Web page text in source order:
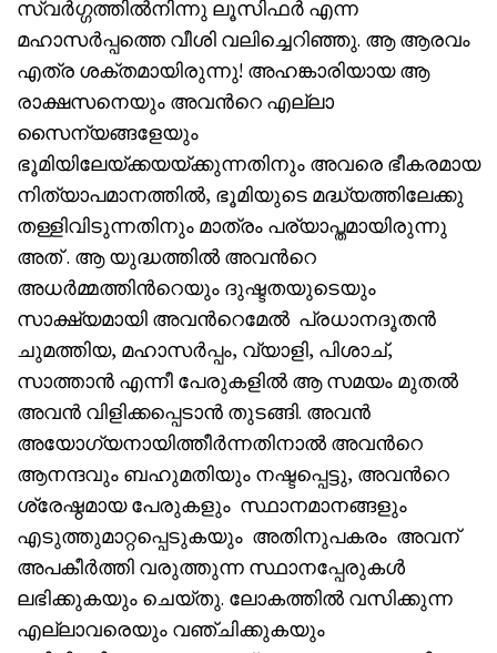
സ്വർഗ്ഗത്തിൽനിന്നു ലൂസിഫർ എന്ന
മഹാസർപ്പത്തെ വീശി വലിച്ചെറിഞ്ഞു. ആ ആരവം
എത്ര ശക്തമായിരുന്നു! അഹങ്കാരിയായ ആ
രാക്ഷസനെയും അവൻറെ എല്ലാ
സൈന്യങ്ങളേയും
ഭൂമിയിലേയ്ക്കയയ്ക്കുന്നതിനും അവരെ ഭീകരമായ
നിത്യാപമാനത്തിൽ, ഭൂമിയുടെ മദ്ധ്യത്തിലേക്കു
തള്ളിവിടുന്നതിനും മാത്രം പര്യാപ്തമായിരുന്നു
അത് . ആ യുദ്ധത്തിൽ അവൻറെ
അധർമ്മത്തിൻറെയും ദുഷ്ടതയുടെയും
സാക്ഷ്യമായി അവൻറെമേൽ പ്രധാനദൂതൻ
ചുമത്തിയ, മഹാസർപ്പം, വ്യാളി, പിശാച്,
സാത്താൻ എന്നീ പേരുകളിൽ ആ സമയം മുതൽ
അവൻ വിളിക്കപ്പെടാൻ തുടങ്ങി. അവൻ
അയോഗ്യനായിത്തീർന്നതിനാൽ അവൻറെ
ആനന്ദവും ബഹുമതിയും നഷ്ടപ്പെട്ടു, അവൻറെ
ശ്രേഷ്ഠമായ പേരുകളും സ്ഥാനമാനങ്ങളും
എടുത്തുമാറ്റപ്പെടുകയും അതിനുപകരം അവന്
അപകീർത്തി വരുത്തുന്ന സ്ഥാനപ്പേരുകൾ
ലഭിക്കുകയും ചെയ്തു. ലോകത്തിൽ വസിക്കുന്ന
എല്ലാവരെയും വഞ്ചിക്കുകയും